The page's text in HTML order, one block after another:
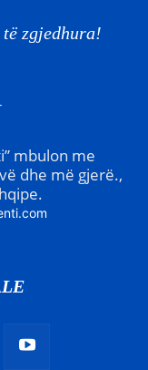
të zgjedhura!
mbulon me
dhe më gjerë.,